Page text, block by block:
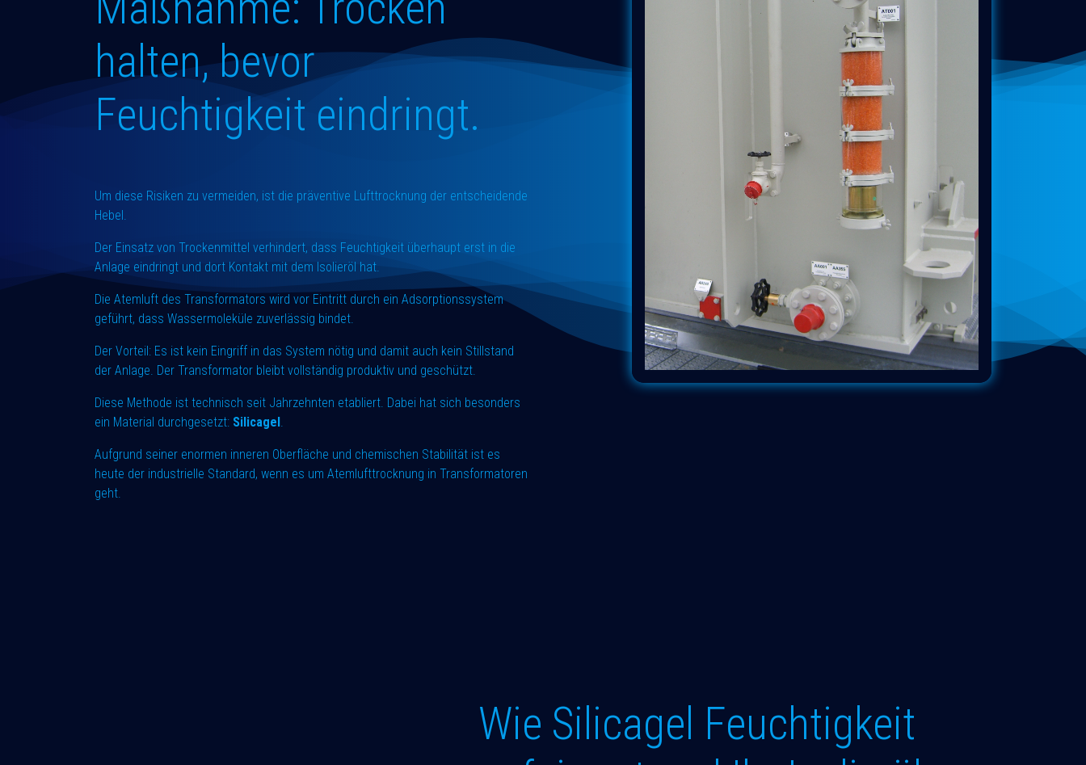
halten, bevor
Feuchtigkeit eindringt.
Um diese Risiken zu vermeiden, ist die präventive Lufttrocknung der entscheidende
Hebel.
Der Einsatz von Trockenmittel verhindert, dass Feuchtigkeit überhaupt erst in die
Anlage eindringt und dort Kontakt mit dem Isolieröl hat.
Die Atemluft des Transformators wird vor Eintritt durch ein Adsorptionssystem
geführt, dass Wassermoleküle zuverlässig bindet.
Der Vorteil: Es ist kein Eingriff in das System nötig und damit auch kein Stillstand
der Anlage. Der Transformator bleibt vollständig produktiv und geschützt.
Diese Methode ist technisch seit Jahrzehnten etabliert. Dabei hat sich besonders
ein Material durchgesetzt: Silicagel.
Aufgrund seiner enormen inneren Oberfläche und chemischen Stabilität ist es
heute der industrielle Standard, wenn es um Atemlufttrocknung in Transformatoren
geht.
Wie Silicagel Feuchtigkeit